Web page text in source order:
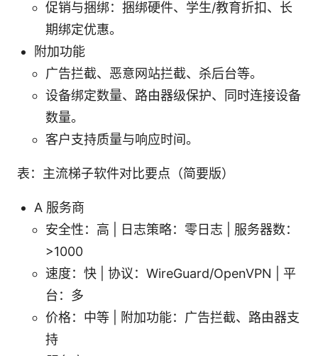
促销与捆绑：捆绑硬件、学生/教育折扣、长
期绑定优惠。
附加功能
广告拦截、恶意网站拦截、杀后台等。
设备绑定数量、路由器级保护、同时连接设备
数量。
客户支持质量与响应时间。
表：主流梯子软件对比要点（简要版）
A 服务商
安全性：高 | 日志策略：零日志 | 服务器数：
>1000
速度：快 | 协议：WireGuard/OpenVPN | 平
台：多
价格：中等 | 附加功能：广告拦截、路由器支
持